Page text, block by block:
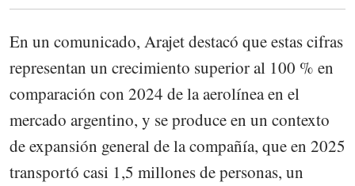
En un comunicado, Arajet destacó que estas cifras
representan un crecimiento superior al 100 % en
comparación con 2024 de la aerolínea en el
mercado argentino, y se produce en un contexto
de expansión general de la compañía, que en 2025
transportó casi 1,5 millones de personas, un